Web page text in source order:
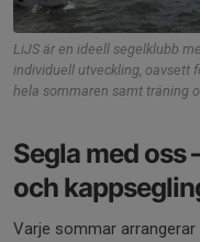
LiJS är en ideell segelklubb
individuell utveckling, oavsett
hela sommaren samt träning
Segla med oss
och
Varje sommar